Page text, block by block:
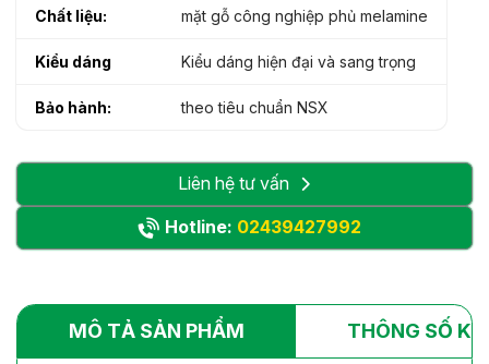
Chất liệu: mặt gỗ công nghiệp phủ melamine
Kiểu dáng Kiểu dáng hiện đại và sang trọng
Bảo hành: theo tiêu chuẩn NSX
Liên hệ tư vấn
Hotline: 02439427992
MÔ TẢ SẢN PHẨM THÔNG SỐ